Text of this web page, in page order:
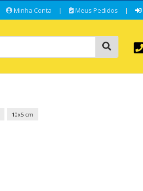
Minha Conta | Meus Pedidos |
10x5 cm